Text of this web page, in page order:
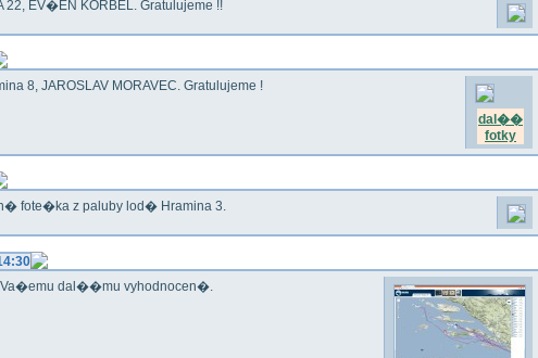
22, EV�EN KORBEL. Gratulujeme !!
8, JAROSLAV MORAVEC. Gratulujeme !
dal��
fotky
fote�ka z paluby lod� Hramina 3.
Va�emu dal��mu vyhodnocen�.